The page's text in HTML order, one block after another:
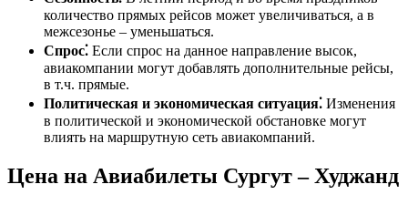
количество прямых рейсов может увеличиваться, а в
межсезонье – уменьшаться.
Спрос⁚ Если спрос на данное направление высок,
авиакомпании могут добавлять дополнительные рейсы,
в т.ч. прямые.
Политическая и экономическая ситуация⁚ Изменения
в политической и экономической обстановке могут
влиять на маршрутную сеть авиакомпаний.
Цена на Авиабилеты Сургут – Худжанд